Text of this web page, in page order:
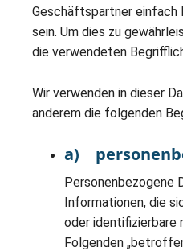
Geschäftspartner einfach
sein. Um dies zu
die verwendeten
Wir verwenden in dieser
anderem die folgenden
a)
Personenbezogene
Informationen, die
oder identifizierbare
Folgenden